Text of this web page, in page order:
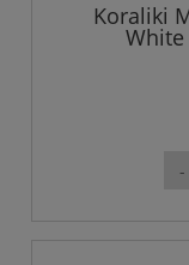
Koraliki
White